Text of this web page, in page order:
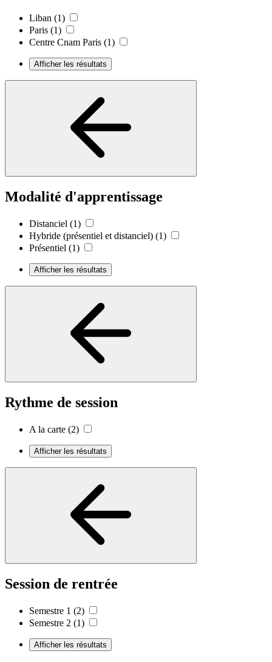
Liban (1)
Paris (1)
Centre Cnam Paris (1)
Afficher les résultats
Modalité d'apprentissage
Distanciel (1)
Hybride (présentiel et distanciel) (1)
Présentiel (1)
Afficher les résultats
Rythme de session
A la carte (2)
Afficher les résultats
Session de rentrée
Semestre 1 (2)
Semestre 2 (1)
Afficher les résultats